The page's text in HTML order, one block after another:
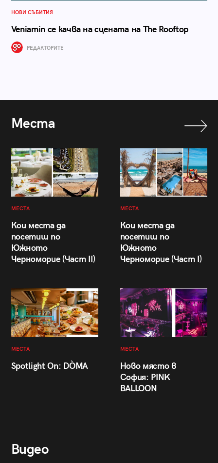
НОВИ СЪБИТИЯ
Veniamin се качва на сцената на The Rooftop
РЕДАКТОРИТЕ
Места
МЕСТА
Кои места да
посетиш по
Южното
Черноморие (Част II)
МЕСТА
Кои места да
посетиш по
Южното
Черноморие (Част I)
МЕСТА
Spotlight On: DÒMA
МЕСТА
Ново място в
София: PINK
BALLOON
Видео